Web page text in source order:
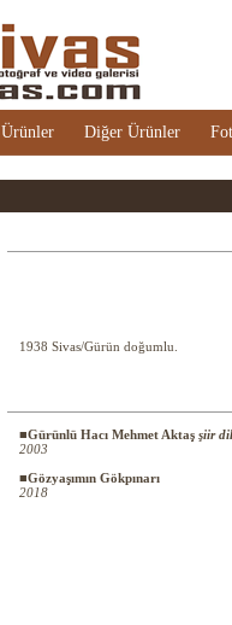
Ürünler Diğer Ürünler
1938 Sivas/Gürün doğumlu.
■Gürünlü Hacı Mehmet Aktaş şiir
2003
■Gözyaşımın Gökpınarı
2018